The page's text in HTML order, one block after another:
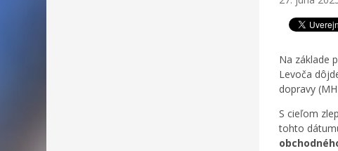
Na základe
Levoča
dopravy
S cieľom
tohto